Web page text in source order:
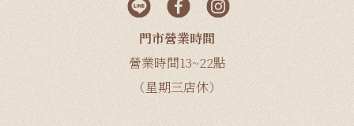
門市營業時間
營業時間13~22點
（星期三店休）